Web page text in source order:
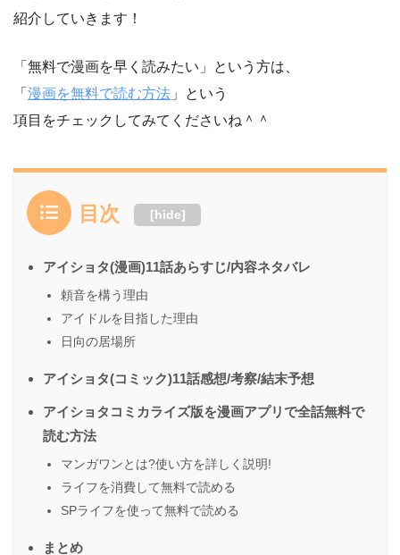
紹介していきます！
「無料で漫画を早く読みたい」という方は、
「 漫画を無料で読む方法 」という
項目をチェックしてみてくださいね＾＾
目次 [hide]
アイショタ(漫画)11話あらすじ/内容ネタバレ
頼音を構う理由
アイドルを目指した理由
日向の居場所
アイショタ(コミック)11話感想/考察/結末予想
アイショタコミカライズ版を漫画アプリで全話無料で
読む方法
マンガワンとは?使い方を詳しく説明!
ライフを消費して無料で読める
SPライフを使って無料で読める
まとめ